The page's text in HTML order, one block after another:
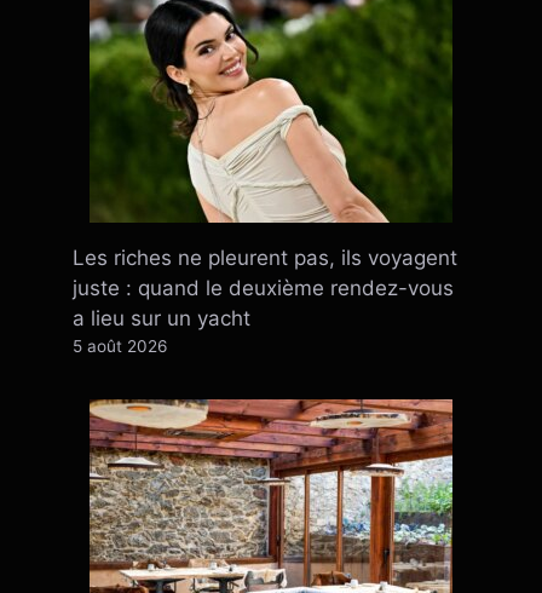
Les riches ne pleurent pas, ils voyagent
juste : quand le deuxième rendez-vous
a lieu sur un yacht
5 août 2026